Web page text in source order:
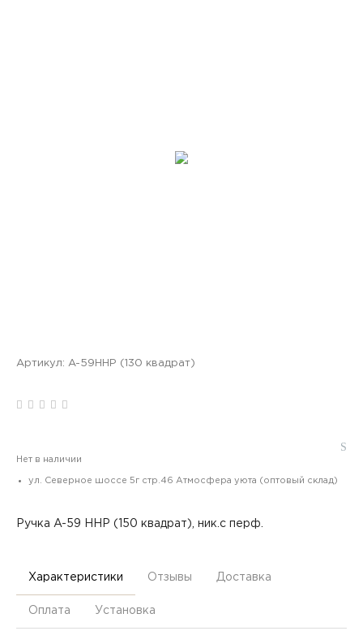
Артикул: A-59HHP (130 квадрат)
Нет в наличии
ул. Северное шоссе 5г стр.46 Атмосфера уюта (оптовый склад)
Ручка A-59 HHP (150 квадрат), ник.с перф.
Характеристики Отзывы Доставка
Оплата Установка